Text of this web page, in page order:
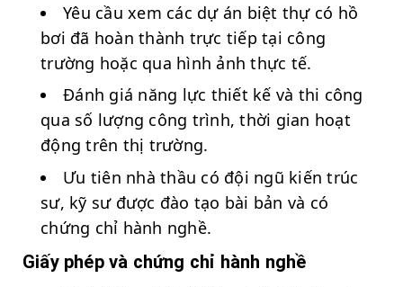
Yêu cầu xem các dự án biệt thự có hồ
bơi đã hoàn thành trực tiếp tại công
trường hoặc qua hình ảnh thực tế.
Đánh giá năng lực thiết kế và thi công
qua số lượng công trình, thời gian hoạt
động trên thị trường.
Ưu tiên nhà thầu có đội ngũ kiến trúc
sư, kỹ sư được đào tạo bài bản và có
chứng chỉ hành nghề.
Giấy phép và chứng chỉ hành nghề